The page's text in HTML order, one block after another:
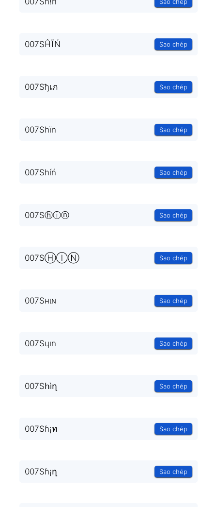
007SĤĨŃ Sao chép
007Sђเภ Sao chép
007Shïn Sao chép
007Shíń Sao chép
007Sⓗⓘⓝ Sao chép
007SⒽⒾⓃ Sao chép
007Sнιɴ Sao chép
007Sɥın Sao chép
007Sհìղ Sao chép
007Sɦ¡ท Sao chép
007Sɦ¡ղ Sao chép